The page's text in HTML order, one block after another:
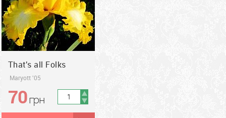
That's all Folks
Maryott '05
грн
70грн